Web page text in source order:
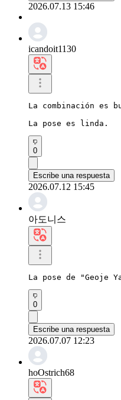
2026.07.13 15:46
icandoit1130
La combinación es
La pose es linda.
0
Escribe una respuesta
2026.07.12 15:45
아도니스
La pose de "Geoje
0
Escribe una respuesta
2026.07.07 12:23
hoOstrich68